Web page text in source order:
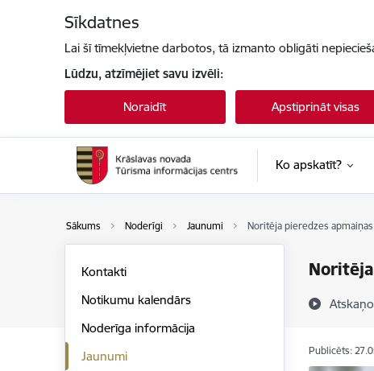
Sīkdatnes
Lai šī tīmekļvietne darbotos, tā izmanto obligāti
Lūdzu, atzīmējiet savu izvēli:
Noraidīt Apstiprināt visas
Ko apskatīt?
Sākums Noderīgi Jaunumi Noritēja pieredzes
Kontakti
Notikumu kalendārs
Noderīga informācija
Jaunumi
Publicēts: